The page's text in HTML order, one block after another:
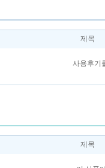
제목
사용후기
제목